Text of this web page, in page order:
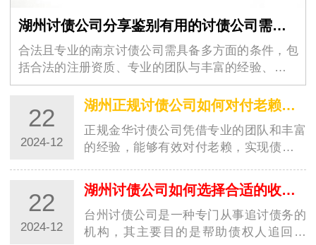
湖州讨债公司分享鉴别有用的讨债公司需要的条件
合法且专业的南京讨债公司需具备多方面的条件，包
括合法的注册资质、专业的团队与丰富的经验、完善
的服务流程与透明的收费标…
22
2024-12
湖州正规讨债公司如何对付老赖？都有哪些高招？
正规金华讨债公司凭借专业的团队和丰富
的经验，能够有效对付老赖，实现债务追
更加规范…
22
2024-12
湖州讨债公司如何选择合适的收费方式？
台州讨债公司是一种专门从事追讨债务的
机构，其主要目的是帮助债权人追回欠